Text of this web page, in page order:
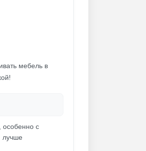
мебель в
особенно с
лучше